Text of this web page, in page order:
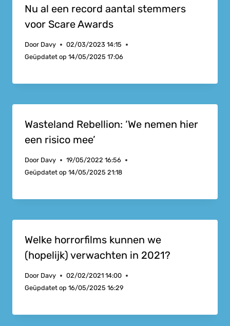
Nu al een record aantal stemmers
voor Scare Awards
Door Davy
02/03/2023 14:15
Geüpdatet op 14/05/2025 17:06
Wasteland Rebellion: ‘We nemen hier
een risico mee’
Door Davy
19/05/2022 16:56
Geüpdatet op 14/05/2025 21:18
Welke horrorfilms kunnen we
(hopelijk) verwachten in 2021?
Door Davy
02/02/2021 14:00
Geüpdatet op 16/05/2025 16:29